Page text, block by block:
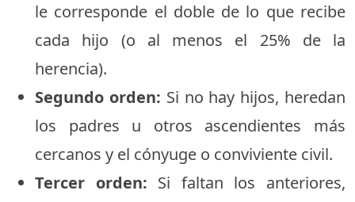
le corresponde el doble de lo que recibe
cada hijo (o al menos el 25% de la
herencia).
Segundo orden: Si no hay hijos, heredan
los padres u otros ascendientes más
cercanos y el cónyuge o conviviente civil.
Tercer orden: Si faltan los anteriores,